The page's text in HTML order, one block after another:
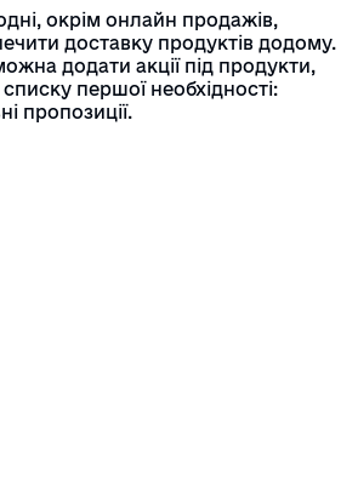
окрім онлайн продажів,
доставку продуктів додому.
додати акції під продукти,
першої необхідності:
пропозиції.